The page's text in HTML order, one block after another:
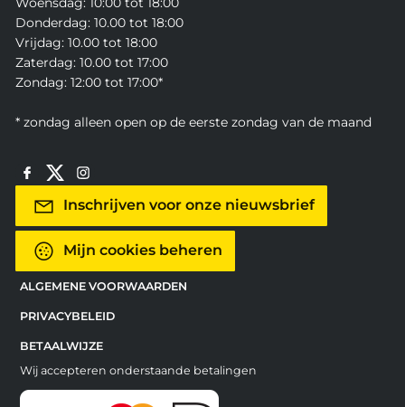
Donderdag: 10.00 tot 18:00
Vrijdag: 10.00 tot 18:00
Zaterdag: 10.00 tot 17:00
Zondag: 12:00 tot 17:00*
* zondag alleen open op de eerste zondag van de maand
Inschrijven voor onze nieuwsbrief
Mijn cookies beheren
ALGEMENE VOORWAARDEN
PRIVACYBELEID
BETAALWIJZE
Wij accepteren onderstaande betalingen